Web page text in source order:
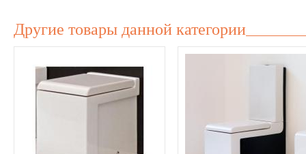
Другие товары данной категории